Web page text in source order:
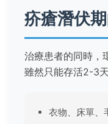
疥瘡潛伏
治療患者的同時，
雖然只能存活2-3
衣物、床單、